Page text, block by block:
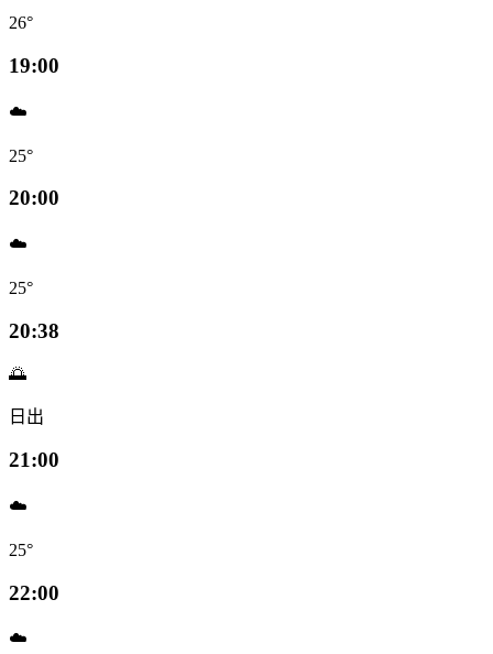
26°
19:00
☁️
25°
20:00
☁️
25°
20:38
🌅
日出
21:00
☁️
25°
22:00
☁️